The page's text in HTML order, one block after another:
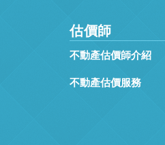
估價師
不動產估價師介紹
不動產估價服務